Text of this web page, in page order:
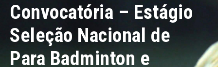
Convocatória – Estágio
Seleção Nacional de
Para Badminton e